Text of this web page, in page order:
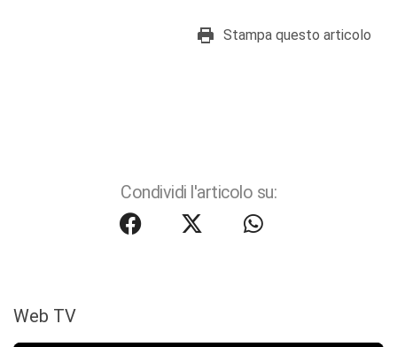
Stampa questo articolo
Condividi l'articolo su:
Web TV